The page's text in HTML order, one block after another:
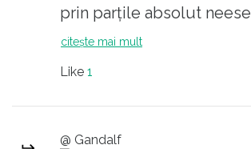
prin parțile absolut
româneasca noua s-ar
citește mai mult
Like 1
@ Gandalf